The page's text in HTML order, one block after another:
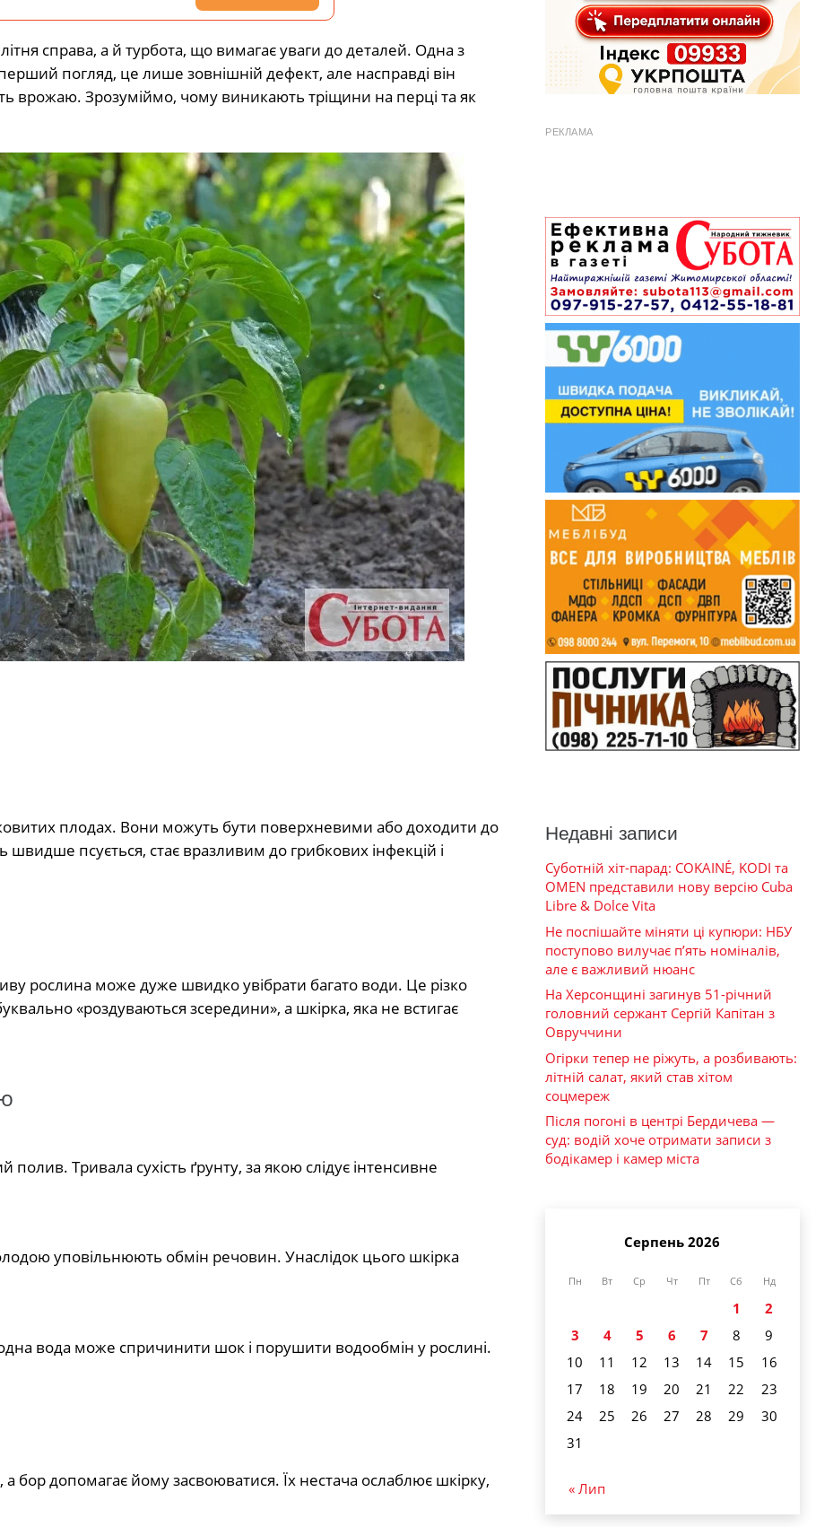
справа, а й турбота, що вимагає уваги до деталей. Одна з
погляд, це лише зовнішній дефект, але насправді він
врожаю. Зрозуміймо, чому виникають тріщини на перці та як
плодах. Вони можуть бути поверхневими або доходити до
швидше псується, стає вразливим до грибкових інфекцій і
рослина може дуже швидко увібрати багато води. Це різко
«роздуваються зсередини», а шкірка, яка не встигає
Тривала сухість ґрунту, за якою слідує інтенсивне
уповільнюють обмін речовин. Унаслідок цього шкірка
вода може спричинити шок і порушити водообмін у рослині.
а бор допомагає йому засвоюватися. Їх нестача ослаблює шкірку,
РЕКЛАМА
Недавні записи
Суботній хіт-парад: COKAINÉ, KODI та
OMEN представили нову версію Cuba
Libre & Dolce Vita
Не поспішайте міняти ці купюри: НБУ
поступово вилучає п’ять номіналів,
але є важливий нюанс
На Херсонщині загинув 51-річний
головний сержант Сергій Капітан з
Овруччини
Огірки тепер не ріжуть, а розбивають:
літній салат, який став хітом
соцмереж
Після погоні в центрі Бердичева —
суд: водій хоче отримати записи з
бодікамер і камер міста
Серпень 2026
Пн Вт Ср Чт Пт Сб Нд
1
2
3
4 5 6 7 8
9
10
11 12 13 14 15
16
17
18 19 20 21 22
23
24
25 26 27 28 29
30
31
« Лип